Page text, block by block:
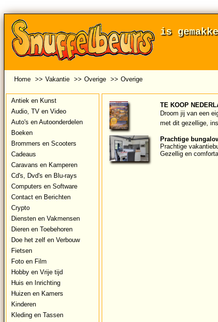
is
Home >> Vakantie >> Overige >> Overige
Antiek en Kunst
Audio, TV en Video
Auto's en Autoonderdelen
Boeken
Brommers en Scooters
Cadeaus
Caravans en Kamperen
Cd's, Dvd's en Blu-rays
Computers en Software
Contact en Berichten
Crypto
Diensten en Vakmensen
Dieren en Toebehoren
Doe het zelf en Verbouw
Fietsen
Foto en Film
Hobby en Vrije tijd
Huis en Inrichting
Huizen en Kamers
Kinderen
Kleding en Tassen
TE KOOP
Droom jij van een
met dit gezellige,
Prachtige
Prachtige
Gezellig en